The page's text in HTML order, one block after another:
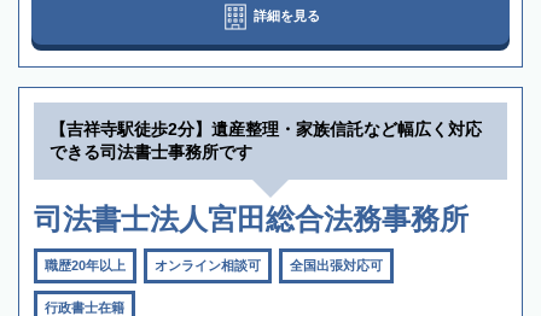
詳細を見る
【吉祥寺駅徒歩2分】遺産整理・家族信託など幅広く対応
できる司法書士事務所です
司法書士法人宮田総合法務事務所
職歴20年以上 オンライン相談可 全国出張対応可
行政書士在籍